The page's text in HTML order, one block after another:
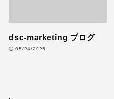
dsc-marketing ブログ
05/24/2026